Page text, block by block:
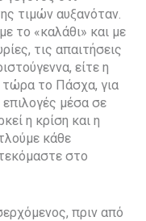
τιμών αυξανόταν.
το «καλάθι» και με
τις απαιτήσεις
είτε η
τώρα το Πάσχα, για
μέσα σε
η κρίση και η
κάθε
στο
πριν από